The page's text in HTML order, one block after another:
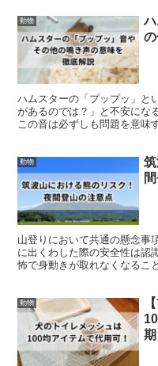
動物
ハムスターの「プップッ」と
があるのでは？」と不安にな
この音は必ずしも問題を意味
動物
山登りにおいて共通の懸念事
に出くわした際の安全性は認
怖で身動きが取れなくなるこ
動物
期